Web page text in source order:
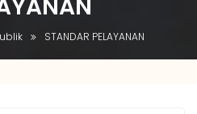
STANDAR PELAYANAN